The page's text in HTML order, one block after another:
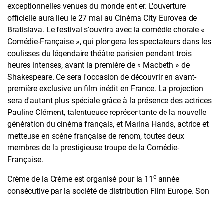
exceptionnelles venues du monde entier. L'ouverture
officielle aura lieu le 27 mai au Cinéma City Eurovea de
Bratislava. Le festival s'ouvrira avec la comédie chorale «
Comédie-Française », qui plongera les spectateurs dans les
coulisses du légendaire théâtre parisien pendant trois
heures intenses, avant la première de « Macbeth » de
Shakespeare. Ce sera l'occasion de découvrir en avant-
première exclusive un film inédit en France. La projection
sera d'autant plus spéciale grâce à la présence des actrices
Pauline Clément, talentueuse représentante de la nouvelle
génération du cinéma français, et Marina Hands, actrice et
metteuse en scène française de renom, toutes deux
membres de la prestigieuse troupe de la Comédie-
Française.
Crème de la Crème est organisé pour la 11 e année
consécutive par la société de distribution Film Europe. Son